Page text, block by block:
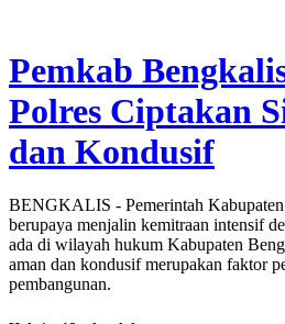
Pemkab
Polres Ciptakan
dan Kondusif
BENGKALIS - Pemerintah
berupaya menjalin kemitraan intensif
ada di wilayah hukum Kabupaten
aman dan kondusif merupakan faktor
pembangunan.